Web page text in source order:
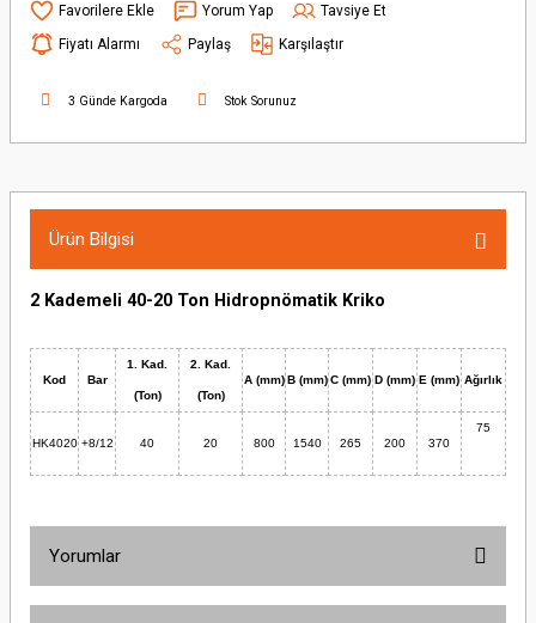
Yorum Yap
Tavsiye Et
Fiyatı Alarmı
Paylaş Karşılaştır
3 Günde Kargoda Stok Sorunuz
Ürün Bilgisi
2 Kademeli 40-20 Ton Hidropnömatik Kriko
Kod Bar
1. Kad.
(Ton)
2. Kad.
(Ton)
A (mm) B (mm) C (mm) D (mm) E (mm) Ağırlık
HK4020 +8/12 40 20 800 1540 265 200 370
75
Yorumlar